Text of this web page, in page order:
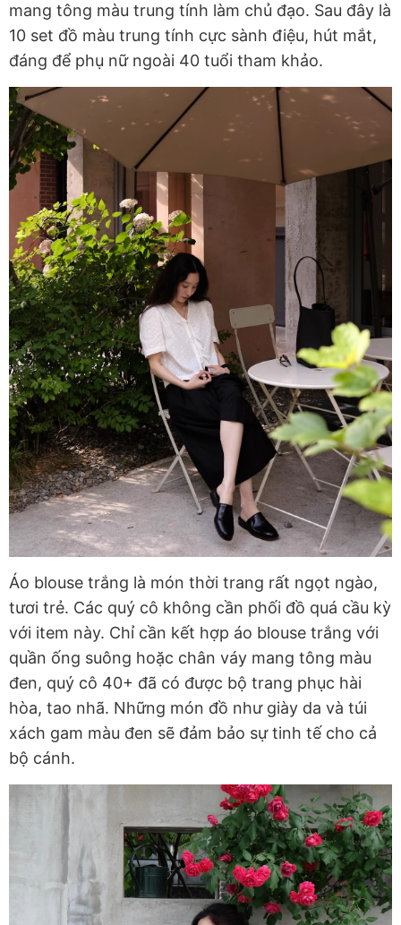
mang tông màu trung tính làm chủ đạo. Sau đây là
10 set đồ màu trung tính cực sành điệu, hút mắt,
đáng để phụ nữ ngoài 40 tuổi tham khảo.
Áo blouse trắng là món thời trang rất ngọt ngào,
tươi trẻ. Các quý cô không cần phối đồ quá cầu kỳ
với item này. Chỉ cần kết hợp áo blouse trắng với
quần ống suông hoặc chân váy mang tông màu
đen, quý cô 40+ đã có được bộ trang phục hài
hòa, tao nhã. Những món đồ như giày da và túi
xách gam màu đen sẽ đảm bảo sự tinh tế cho cả
bộ cánh.